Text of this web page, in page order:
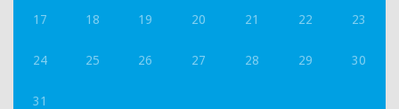
17 18 19 20 21 22 23
24 25 26 27 28 29 30
31